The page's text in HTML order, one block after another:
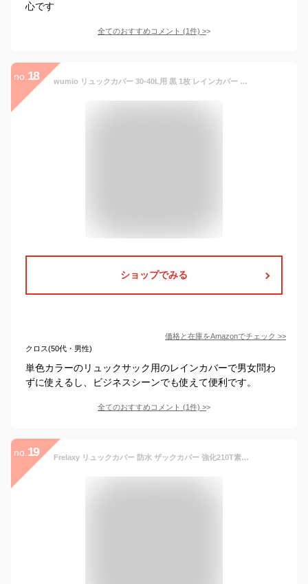
心です
全てのおすすめコメント (1件) >
no. 18 wumio リュックカバー 30-40L用 黒 1枚 レインカバー リュックサック 防水 通勤 通学 アウトドア キャンプ 登山 薄型 軽量 シンプル 雨よけ
ショップでみる
価格と在庫をAmazonでチェック >>
クロス(50代・男性)
単色カラーのリュックサック用のレインカバーで男女問わ
ずに使えるし、ビジネスシーンでも使えて便利です。
全てのおすすめコメント (1件) >
no. 19 Frelaxy リュックカバー 防水 ザックカバー 強化210T素材 高輝度反射マーク 落下防止 収納袋 通勤 通学 梅雨対策 (三角型反射 ブラック, XL)